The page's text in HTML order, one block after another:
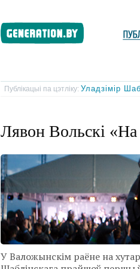
Публікацыі па цэтліку: Уладзімір
Лявон Вольскі «На
У Валожынскім раёне на